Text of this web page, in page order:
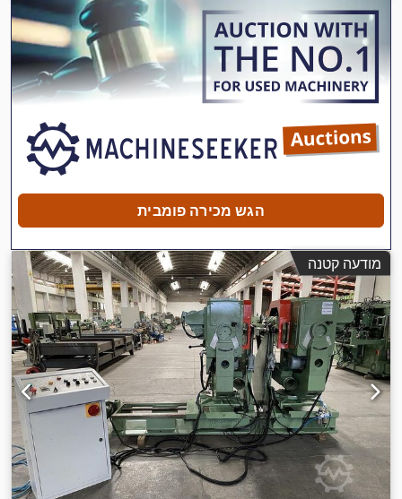
הגש מכירה פומבית
מודעה קטנה